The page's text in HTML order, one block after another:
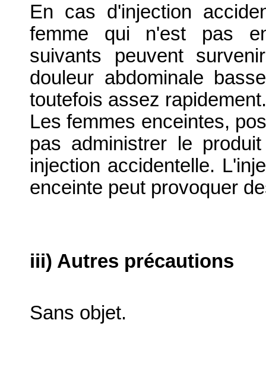
En cas d'injection
femme qui n'est pas
suivants peuvent
douleur abdominale
toutefois assez rapidement.
Les femmes enceintes,
pas administrer le
injection accidentelle.
enceinte peut provoquer
iii) Autres précautions
Sans objet.